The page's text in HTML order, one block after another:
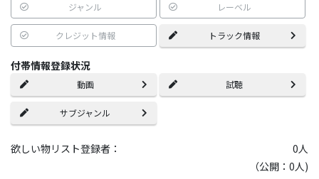
ジャンル レーベル
クレジット情報 トラック情報
付帯情報登録状況
動画 試聴
サブジャンル
欲しい物リスト登録者： 0人
（公開：0人)